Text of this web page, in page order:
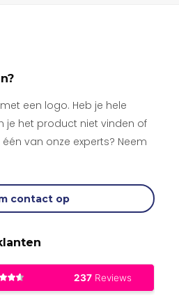
een logo. Heb je hele
je het product niet vinden of
van onze experts? Neem
contact op